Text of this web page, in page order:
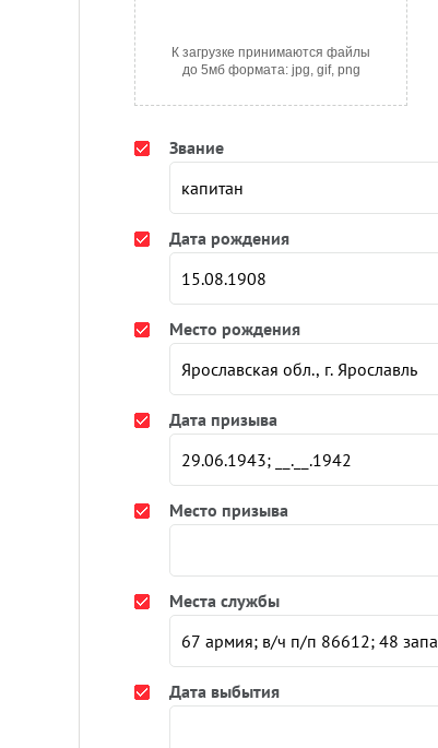
К загрузке принимаются файлы
до 5мб формата: jpg, gif, png
Звание
Дата рождения
Место рождения
Дата призыва
Место призыва
Места службы
Дата выбытия